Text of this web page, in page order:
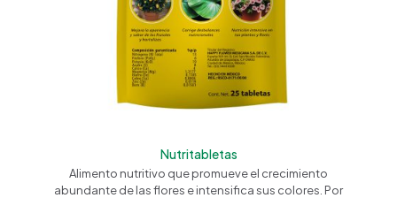
Nutritabletas
Alimento nutritivo que promueve el crecimiento
abundante de las flores e intensifica sus colores. Por